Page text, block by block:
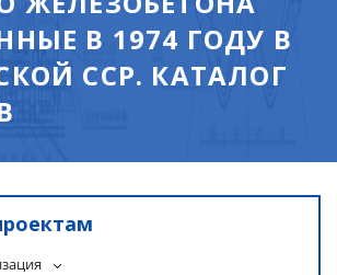
В 1974 ГОДУ В
ССР. КАТАЛОГ